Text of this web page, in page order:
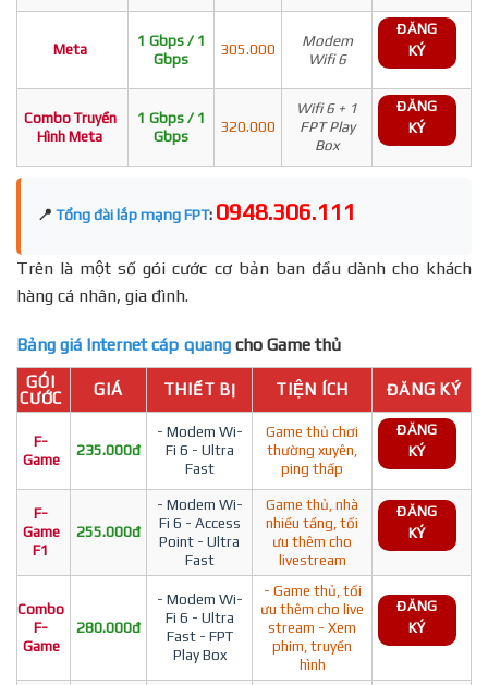
Meta
1 Gbps / 1
Gbps
305.000
Modem
Wifi 6
ĐĂNG
KÝ
Combo Truyền
Hình Meta
1 Gbps / 1
Gbps
320.000
Wifi 6 + 1
FPT Play
Box
ĐĂNG
KÝ
📍 Tổng đài lắp mạng FPT: 0948.306.111
Trên là một số gói cước cơ bản ban đầu dành cho khách
hàng cá nhân, gia đình.
Bảng giá Internet cáp quang cho Game thủ
GÓI
CƯỚC
GIÁ THIẾT BỊ TIỆN ÍCH ĐĂNG KÝ
F-
Game
235.000đ
- Modem Wi-
Fi 6 - Ultra
Fast
Game thủ chơi
thường xuyên,
ping thấp
ĐĂNG
KÝ
F-
Game
F1
255.000đ
- Modem Wi-
Fi 6 - Access
Point - Ultra
Fast
Game thủ, nhà
nhiều tầng, tối
ưu thêm cho
livestream
ĐĂNG
KÝ
Combo
F-
Game
280.000đ
- Modem Wi-
Fi 6 - Ultra
Fast - FPT
Play Box
- Game thủ, tối
ưu thêm cho live
stream - Xem
phim, truyền
hình
ĐĂNG
KÝ